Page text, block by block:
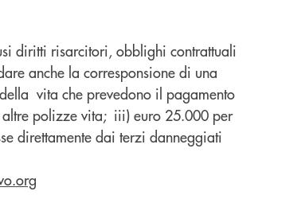
diritti risarcitori, obblighi contrattuali
anche la corresponsione di una
vita che prevedono il pagamento
altre polizze vita; iii) euro 25.000 per
direttamente dai terzi danneggiati